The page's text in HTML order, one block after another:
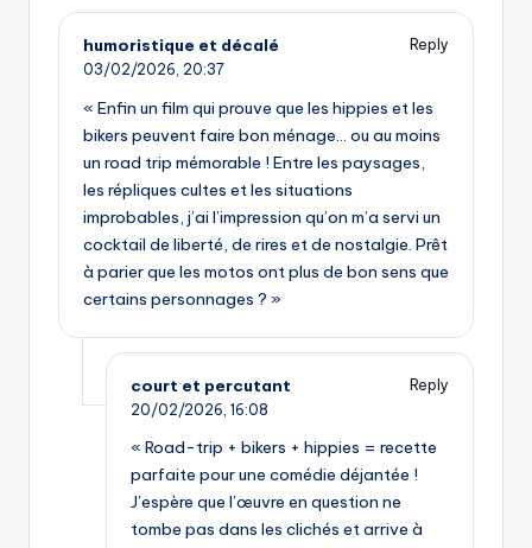
humoristique et décalé
Reply
03/02/2026, 20:37
« Enfin un film qui prouve que les hippies et les
bikers peuvent faire bon ménage… ou au moins
un road trip mémorable ! Entre les paysages,
les répliques cultes et les situations
improbables, j’ai l’impression qu’on m’a servi un
cocktail de liberté, de rires et de nostalgie. Prêt
à parier que les motos ont plus de bon sens que
certains personnages ? »
court et percutant
Reply
20/02/2026, 16:08
« Road-trip + bikers + hippies = recette
parfaite pour une comédie déjantée !
J’espère que l’œuvre en question ne
tombe pas dans les clichés et arrive à